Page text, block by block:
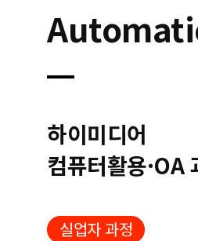
하이미디어
컴퓨터활용·OA
실업자 과정